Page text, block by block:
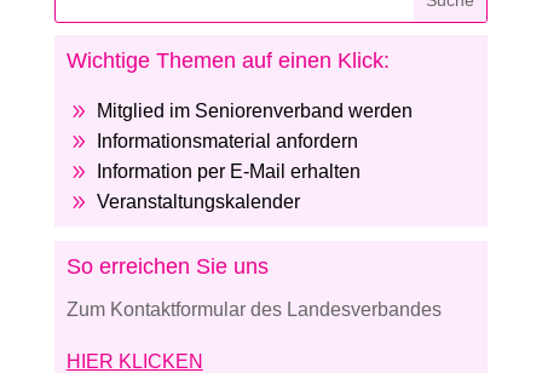
Wichtige Themen auf einen Klick:
9 Mitglied im Seniorenverband werden
9 Informationsmaterial anfordern
9 Information per E-Mail erhalten
9 Veranstaltungskalender
So erreichen Sie uns
Zum Kontaktformular des Landesverbandes
HIER KLICKEN